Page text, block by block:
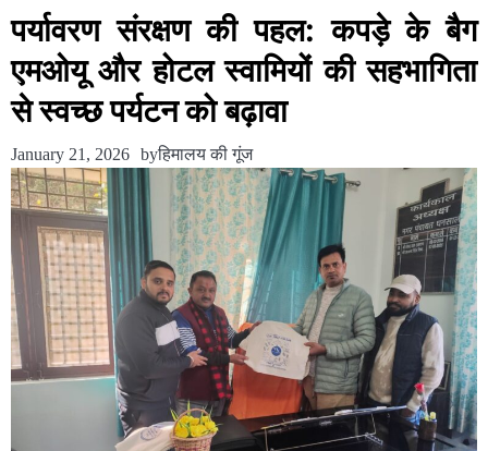
पर्यावरण संरक्षण की पहल: कपड़े के बैग
एमओयू और होटल स्वामियों की सहभागिता
से स्वच्छ पर्यटन को बढ़ावा
January 21, 2026 byहिमालय की गूंज